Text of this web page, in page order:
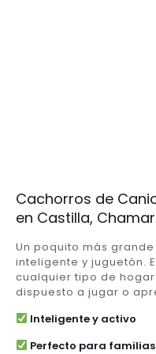
Cachorros de
en Castilla,
Un poquito más
inteligente y juguetón.
cualquier tipo de
dispuesto a jugar o
Inteligente y activo
Perfecto para